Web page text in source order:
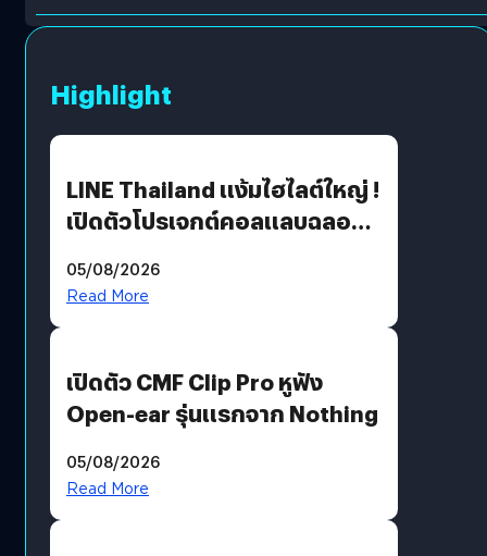
Highlight
LINE Thailand แง้มไฮไลต์ใหญ่ !
เปิดตัวโปรเจกต์คอลแลบฉลอง
Moon x LINE FRIENDS
05/08/2026
Read More
เปิดตัว CMF Clip Pro หูฟัง
Open-ear รุ่นแรกจาก Nothing
05/08/2026
Read More